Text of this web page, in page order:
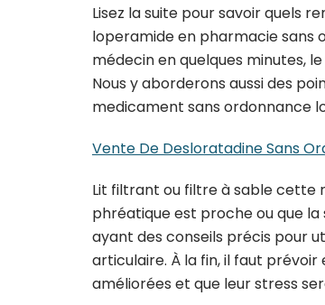
Lisez la suite pour savoir quels
loperamide en pharmacie sans
médecin en quelques minutes,
Nous y aborderons aussi des
medicament sans ordonnance
Vente De Desloratadine Sans
Lit filtrant ou filtre à sable cette
phréatique est proche ou que
ayant des conseils précis pour
articulaire. À la fin, il faut prévoir
améliorées et que leur stress